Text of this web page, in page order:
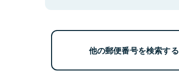
他の郵便番号を検索する